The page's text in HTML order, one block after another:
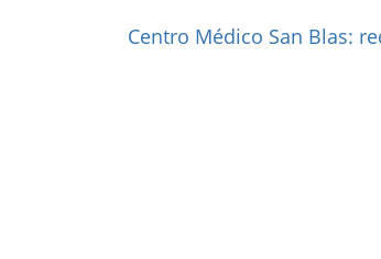
Centro Médico San Blas: